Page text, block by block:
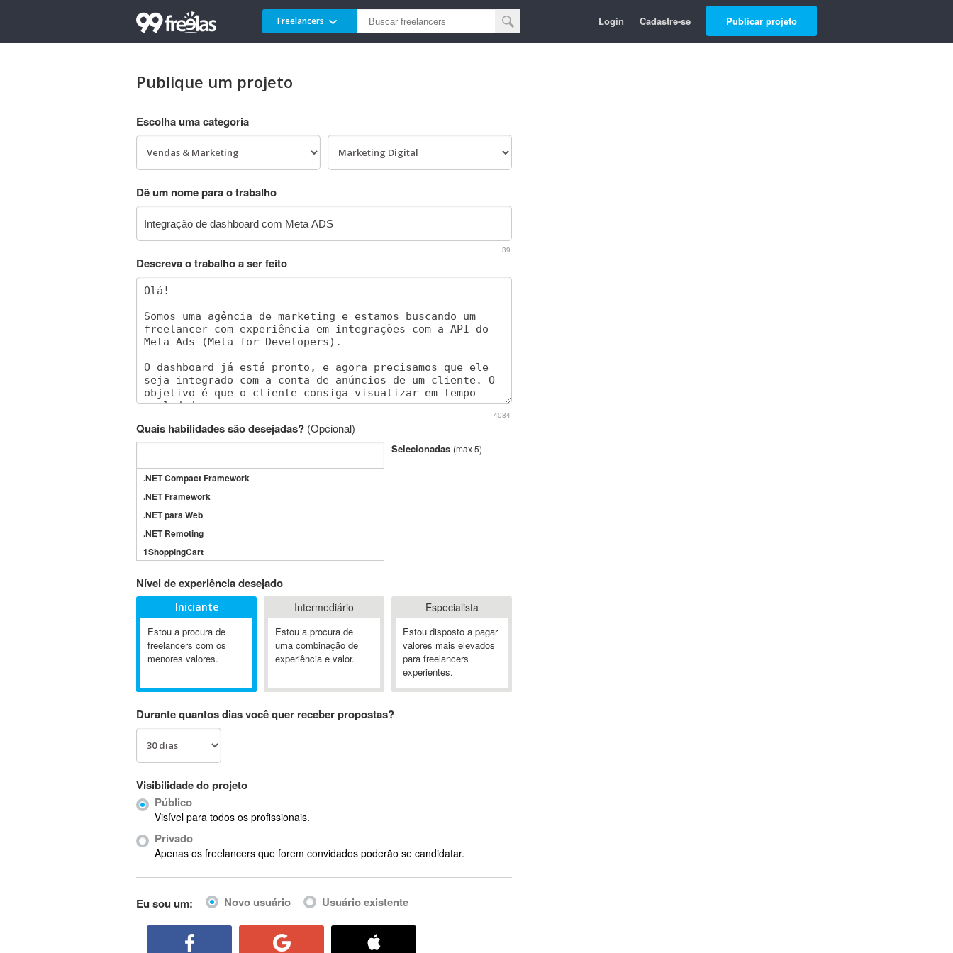
Freelancers Login Cadastre-se Publicar projeto
Publique um projeto
Escolha uma categoria
Dê um nome para o trabalho
39
Descreva o trabalho a ser feito
4084
Quais habilidades são desejadas? (Opcional)
.NET Compact Framework
.NET Framework
.NET para Web
.NET Remoting
1ShoppingCart
3GSM
4D Dimension
802.11
A&P
A-GPS
Ab Initio
ABIS
AbleCommerce
Ableton Live
Abstract Window Toolkit (AWT)
Selecionadas (max 5)
Nível de experiência desejado
Iniciante
Estou a procura de
freelancers com os
menores valores.
Intermediário
Estou a procura de
uma combinação de
experiência e valor.
Especialista
Estou disposto a pagar
valores mais elevados
para freelancers
experientes.
Durante quantos dias você quer receber propostas?
Visibilidade do projeto
Público
Visível para todos os profissionais.
Privado
Apenas os freelancers que forem convidados poderão se candidatar.
Eu sou um: Novo usuário Usuário existente